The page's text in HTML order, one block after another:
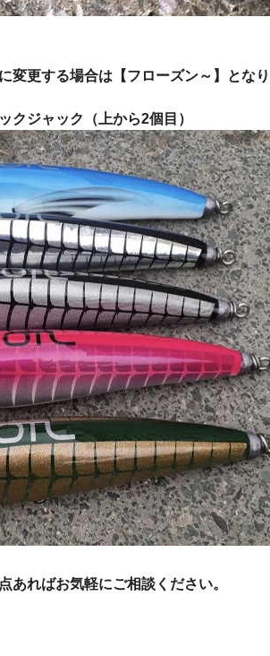
変更する場合は【フローズン～】となり
ジャック（上から2個目）
あればお気軽にご相談ください。